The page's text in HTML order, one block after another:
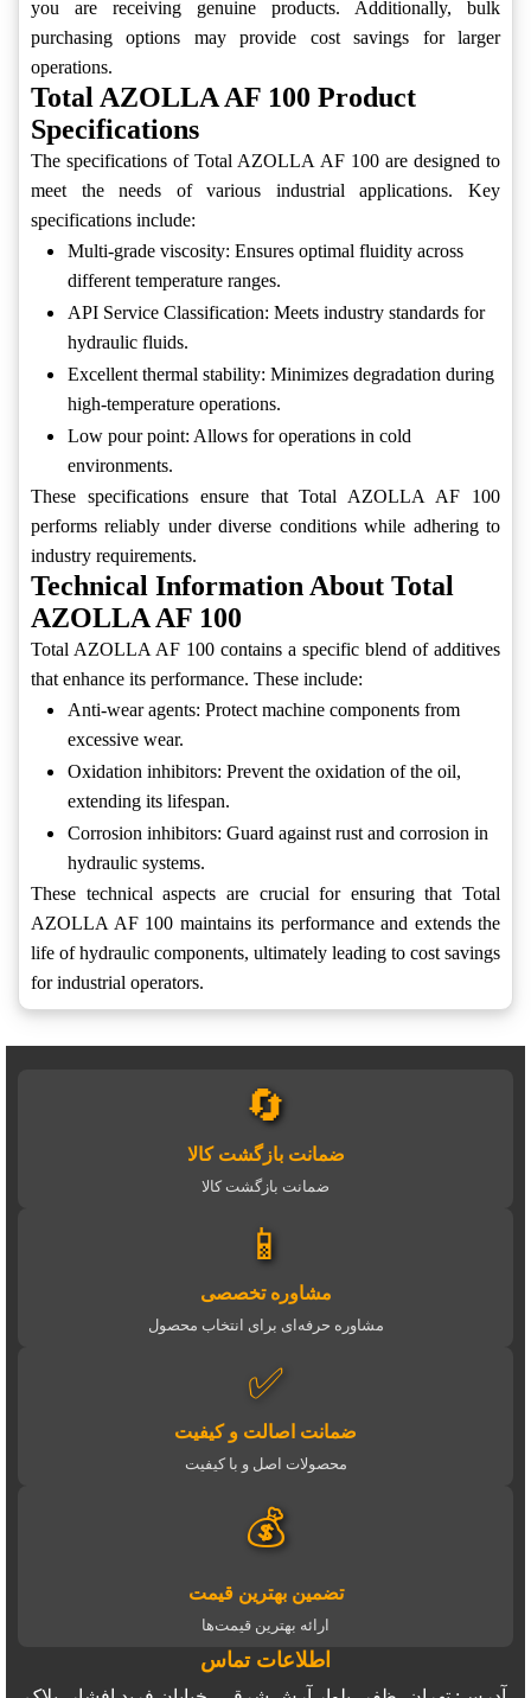
you are receiving genuine products. Additionally, bulk
purchasing options may provide cost savings for larger
operations.
Total AZOLLA AF 100 Product
Specifications
The specifications of Total AZOLLA AF 100 are designed to
meet the needs of various industrial applications. Key
specifications include:
Multi-grade viscosity: Ensures optimal fluidity across
different temperature ranges.
API Service Classification: Meets industry standards for
hydraulic fluids.
Excellent thermal stability: Minimizes degradation during
high-temperature operations.
Low pour point: Allows for operations in cold
environments.
These specifications ensure that Total AZOLLA AF 100
performs reliably under diverse conditions while adhering to
industry requirements.
Technical Information About Total
AZOLLA AF 100
Total AZOLLA AF 100 contains a specific blend of additives
that enhance its performance. These include:
Anti-wear agents: Protect machine components from
excessive wear.
Oxidation inhibitors: Prevent the oxidation of the oil,
extending its lifespan.
Corrosion inhibitors: Guard against rust and corrosion in
hydraulic systems.
These technical aspects are crucial for ensuring that Total
AZOLLA AF 100 maintains its performance and extends the
life of hydraulic components, ultimately leading to cost savings
for industrial operators.
🔄
ضمانت بازگشت کالا
ضمانت بازگشت کالا
📱
مشاوره تخصصی
مشاوره حرفه‌ای برای انتخاب محصول
✅
ضمانت اصالت و کیفیت
محصولات اصل و با کیفیت
💰
تضمین بهترین قیمت
ارائه بهترین قیمت‌ها
اطلاعات تماس